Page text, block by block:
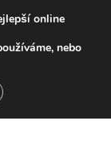
online
nebo